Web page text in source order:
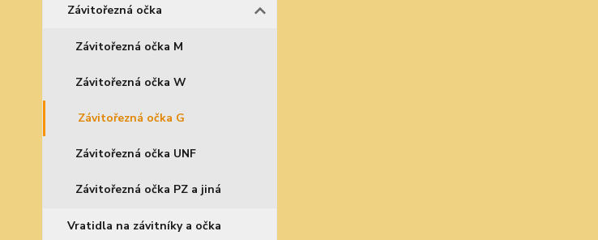
Závitořezná očka
Závitořezná očka M
Závitořezná očka W
Závitořezná očka G
Závitořezná očka UNF
Závitořezná očka PZ a jiná
Vratidla na závitníky a očka